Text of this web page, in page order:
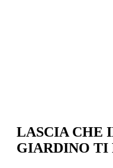
LASCIA CHE
GIARDINO TI